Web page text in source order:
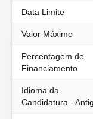
Data Limite
Valor Máximo
Percentagem de
Financiamento
Idioma da
Candidatura -